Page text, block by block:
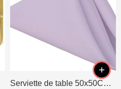
Serviette de table 50x50CM Lavande/Lilas